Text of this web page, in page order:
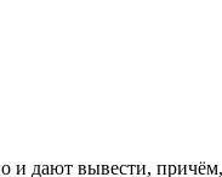
и дают вывести,